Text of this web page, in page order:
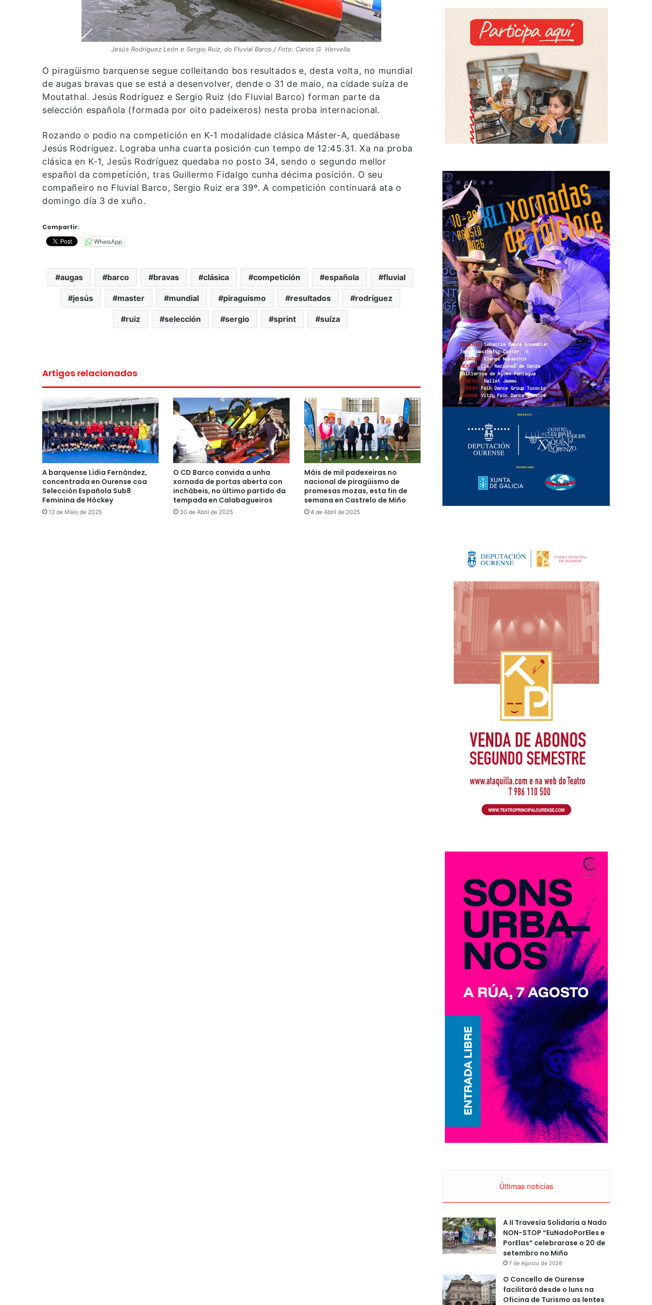
Jesús Rodríguez León e Sergio Ruiz, do Fluvial Barco./ Foto: Carlos G. Hervella.
O piragüismo barquense segue colleitando bos resultados e, desta volta, no mundial
de augas bravas que se está a desenvolver, dende o 31 de maio, na cidade suíza de
Moutathal. Jesús Rodríguez e Sergio Ruiz (do Fluvial Barco) forman parte da
selección española (formada por oito padeixeros) nesta proba internacional.
Rozando o podio na competición en K-1 modalidade clásica Máster-A, quedábase
Jesús Rodríguez. Lograba unha cuarta posición cun tempo de 12:45.31. Xa na proba
clásica en K-1, Jesús Rodríguez quedaba no posto 34, sendo o segundo mellor
español da competición, tras Guillermo Fidalgo cunha décima posición. O seu
compañeiro no Fluvial Barco, Sergio Ruiz era 39º. A competición continuará ata o
domingo día 3 de xuño.
Compartir:
WhatsApp
augas barco bravas clásica competición española fluvial
jesús master mundial piraguismo resultados rodríguez
ruiz selección sergio sprint suíza
Artigos relacionados
A barquense Lidia Fernández,
concentrada en Ourense coa
Selección Española Sub8
Feminina de Hóckey
12 de Maio de 2025
O CD Barco convida a unha
xornada de portas aberta con
inchábeis, no último partido da
tempada en Calabagueiros
30 de Abril de 2025
Máis de mil padexeiras no
nacional de piragüismo de
promesas mozas, esta fin de
semana en Castrelo de Miño
4 de Abril de 2025
Últimas noticias
A II Travesía Solidaria a Nado
NON-STOP “EuNadoPorEles e
PorElas” celebrarase o 20 de
setembro no Miño
7 de Agosto de 2026
O Concello de Ourense
facilitará desde o luns na
Oficina de Turismo as lentes